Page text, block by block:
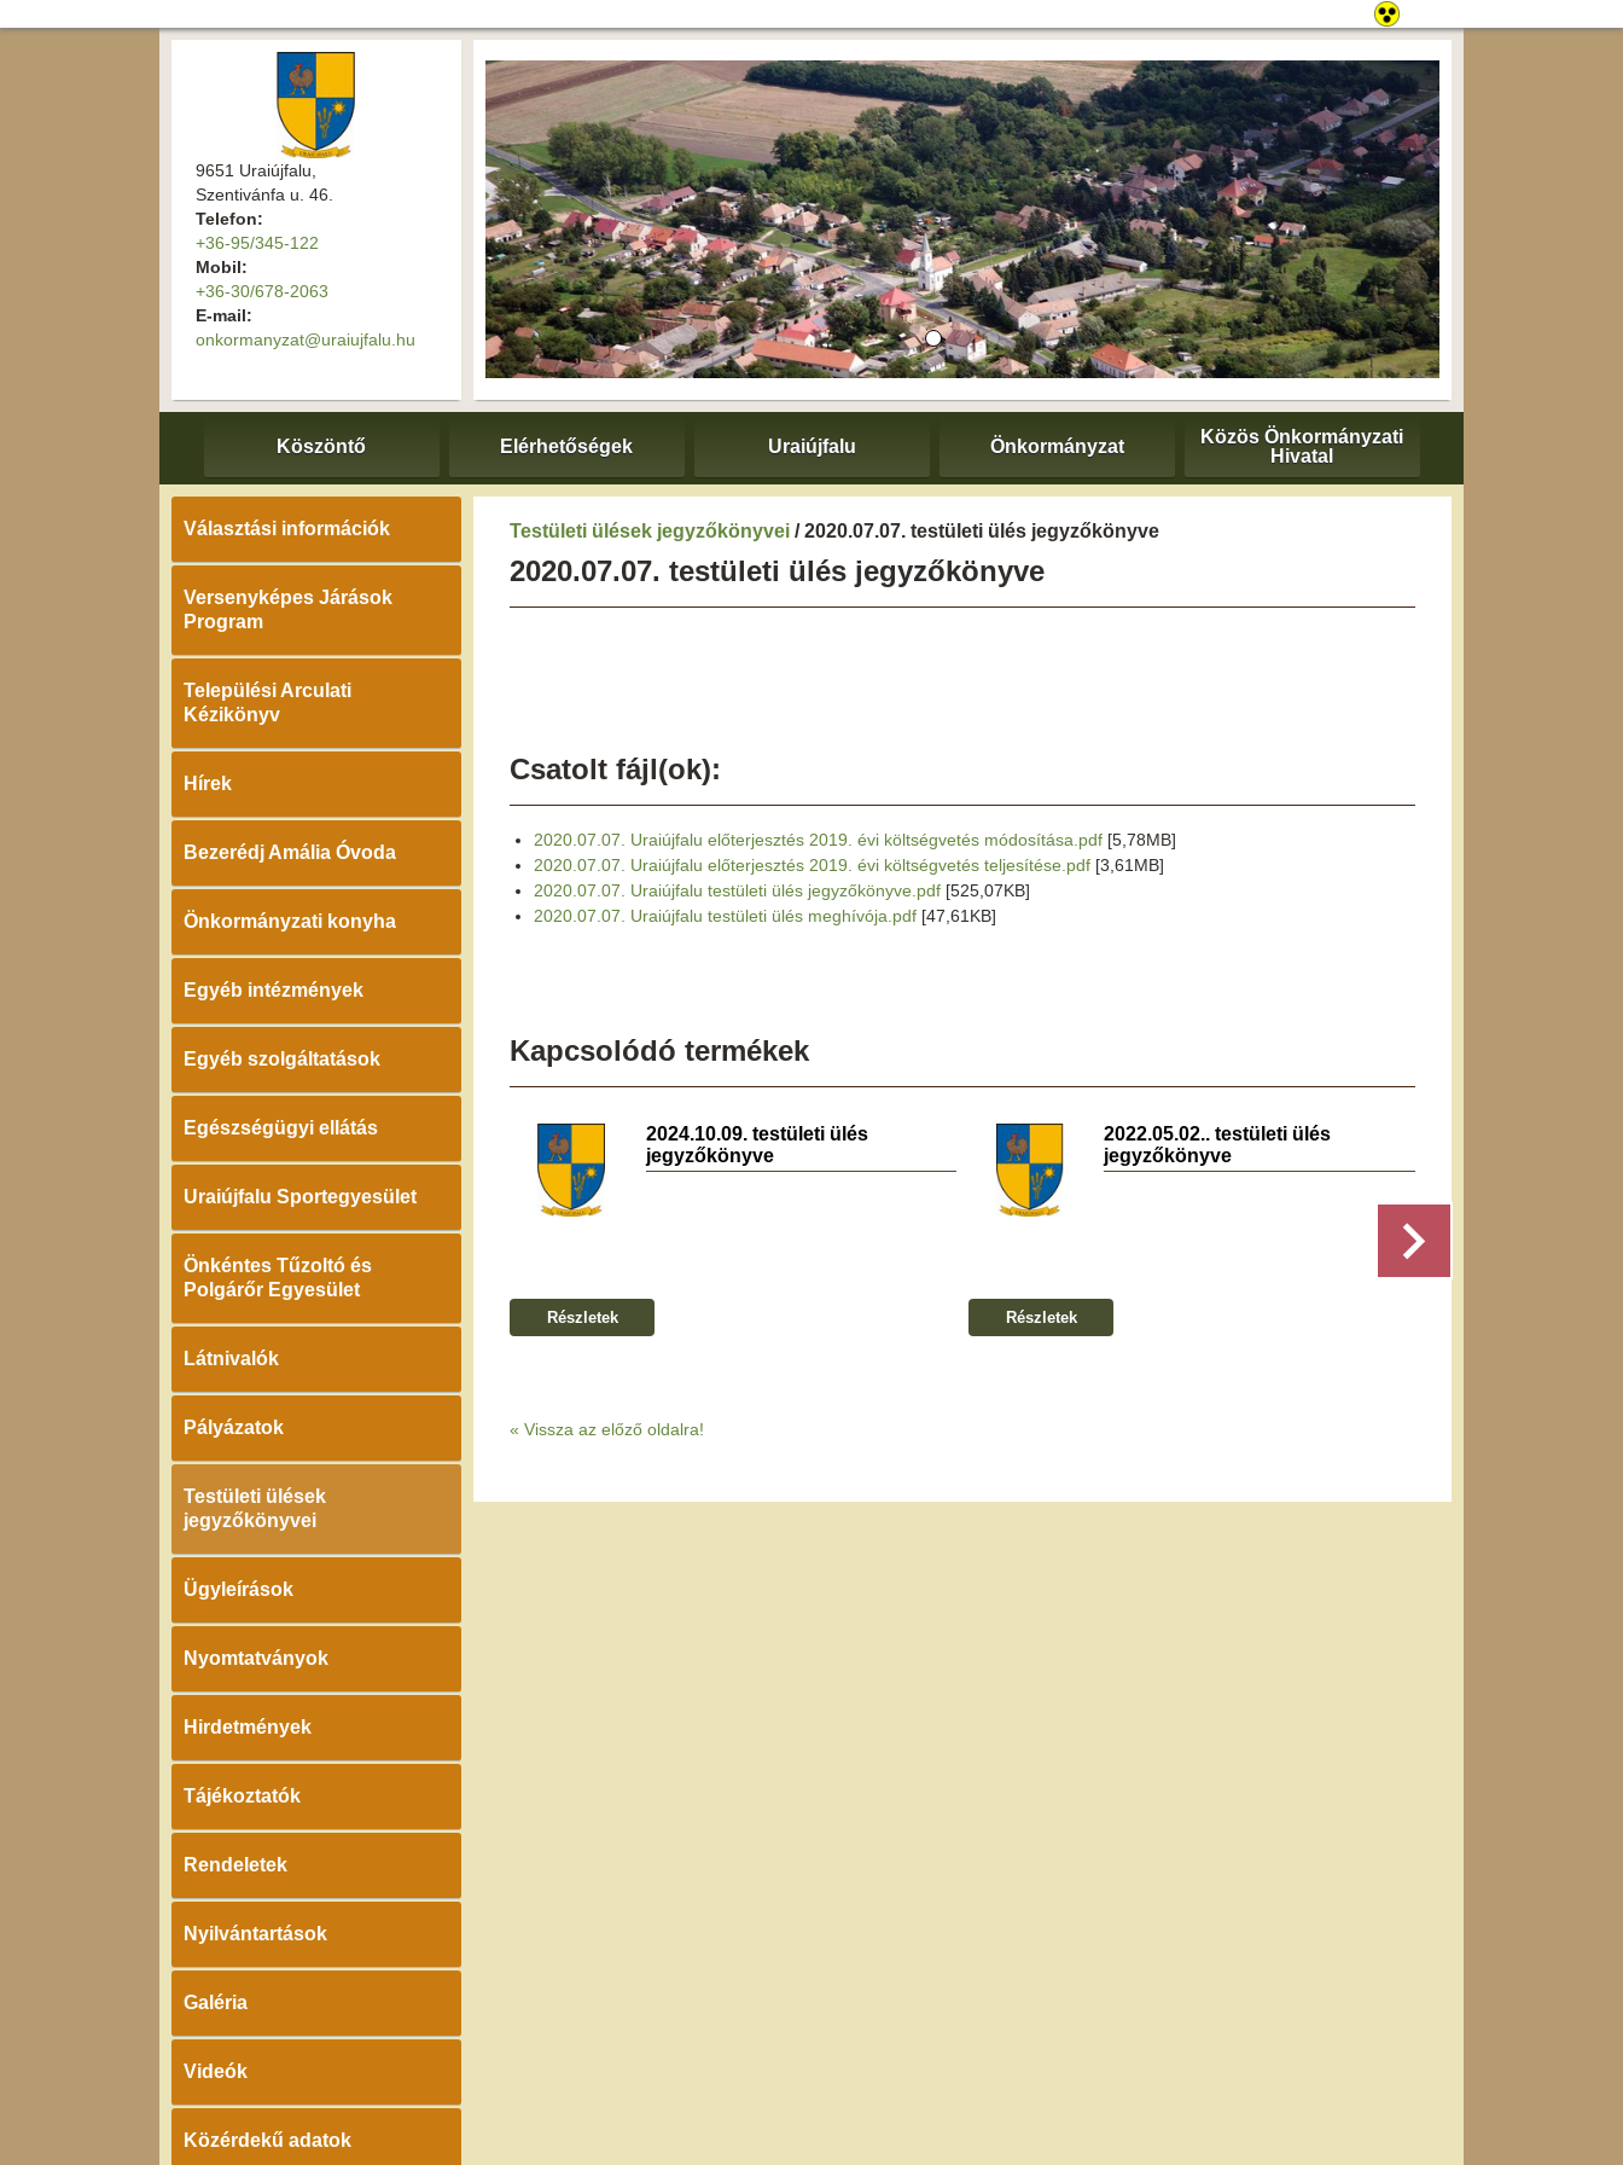
9651 Uraiújfalu,
Szentivánfa u. 46.
Telefon:
+36-95/345-122
Mobil:
+36-30/678-2063
E-mail:
onkormanyzat@uraiujfalu.hu
Köszöntő Elérhetőségek Uraiújfalu Önkormányzat
Közös Önkormányzati
Hivatal
Választási információk
Versenyképes Járások
Program
Települési Arculati
Kézikönyv
Hírek
Bezerédj Amália Óvoda
Önkormányzati konyha
Egyéb intézmények
Egyéb szolgáltatások
Egészségügyi ellátás
Uraiújfalu Sportegyesület
Önkéntes Tűzoltó és
Polgárőr Egyesület
Látnivalók
Pályázatok
Testületi ülések
jegyzőkönyvei
Ügyleírások
Nyomtatványok
Hirdetmények
Tájékoztatók
Rendeletek
Nyilvántartások
Galéria
Videók
Közérdekű adatok
Testületi ülések jegyzőkönyvei / 2020.07.07. testületi ülés jegyzőkönyve
2020.07.07. testületi ülés jegyzőkönyve
Csatolt fájl(ok):
2020.07.07. Uraiújfalu előterjesztés 2019. évi költségvetés módosítása.pdf [5,78MB]
2020.07.07. Uraiújfalu előterjesztés 2019. évi költségvetés teljesítése.pdf [3,61MB]
2020.07.07. Uraiújfalu testületi ülés jegyzőkönyve.pdf [525,07KB]
2020.07.07. Uraiújfalu testületi ülés meghívója.pdf [47,61KB]
Kapcsolódó termékek
2024.10.09. testületi ülés
jegyzőkönyve
Részletek
2022.05.02.. testületi ülés
jegyzőkönyve
Részletek
« Vissza az előző oldalra!